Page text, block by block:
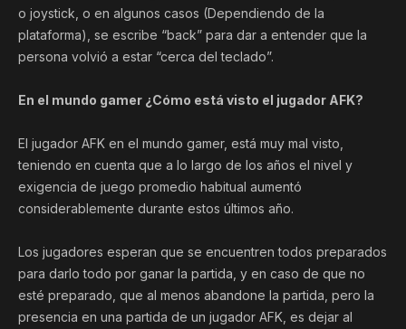
o joystick, o en algunos casos (Dependiendo de la
plataforma), se escribe “back” para dar a entender que la
persona volvió a estar “cerca del teclado”.
En el mundo gamer ¿Cómo está visto el jugador AFK?
El jugador AFK en el mundo gamer, está muy mal visto,
teniendo en cuenta que a lo largo de los años el nivel y
exigencia de juego promedio habitual aumentó
considerablemente durante estos últimos año.
Los jugadores esperan que se encuentren todos preparados
para darlo todo por ganar la partida, y en caso de que no
esté preparado, que al menos abandone la partida, pero la
presencia en una partida de un jugador AFK, es dejar al